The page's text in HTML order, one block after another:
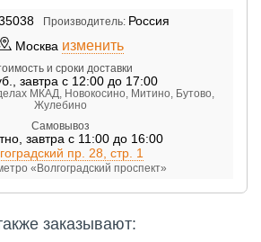
Производитель: Россия
Москва изменить
и сроки доставки
завтра с 12:00 до 17:00
МКАД, Новокосино, Митино, Бутово,
Жулебино
Самовывоз
завтра с 11:00 до 16:00
пр. 28, стр. 1
«Волгоградский проспект»
заказывают: